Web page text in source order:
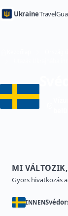
Ukraine
MI
Gyors hivatkozás
INNEN